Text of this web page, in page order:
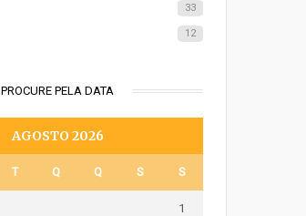
33
12
PROCURE PELA DATA
AGOSTO 2026
T Q Q S S
1